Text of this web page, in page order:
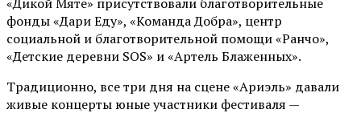
фонды «Дари Еду», «Команда Добра», центр
социальной и благотворительной помощи «Ранчо»,
«Детские деревни SOS» и «Артель Блаженных».
Традиционно, все три дня на сцене«Ариэль» давали
живые концерты юные участники фестиваля —